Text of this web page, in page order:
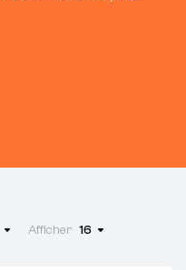
Afficher 16